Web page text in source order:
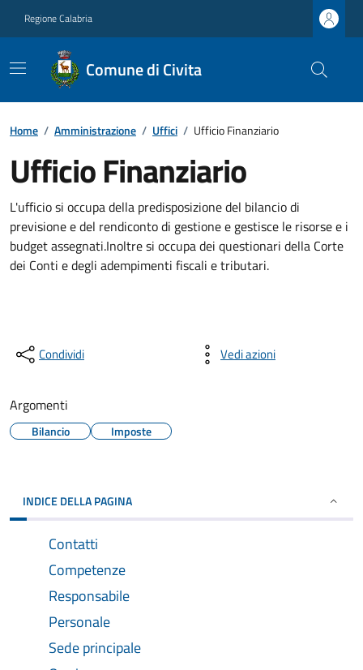
Regione Calabria
Comune di Civita
Home / Amministrazione / Uffici / Ufficio Finanziario
Ufficio Finanziario
L'ufficio si occupa della predisposizione del bilancio di
previsione e del rendiconto di gestione e gestisce le risorse e i
budget assegnati.Inoltre si occupa dei questionari della Corte
dei Conti e degli adempimenti fiscali e tributari.
Condividi Vedi azioni
Argomenti
Bilancio Imposte
INDICE DELLA PAGINA
Contatti
Competenze
Responsabile
Personale
Sede principale